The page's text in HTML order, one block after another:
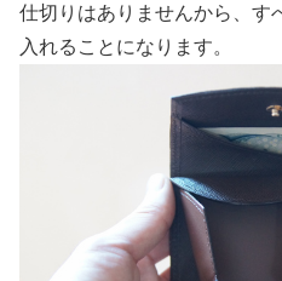
仕切りはありませんから、す
入れることになります。